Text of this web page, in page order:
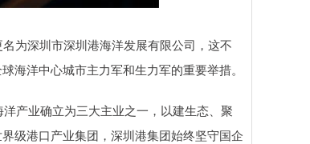
为深圳市深圳港海洋发展有限公司，这不
海洋中心城市主力军和生力军的重要举措。
产业确立为三大主业之一，以建生态、聚
级港口产业集团，深圳港集团始终坚守国企